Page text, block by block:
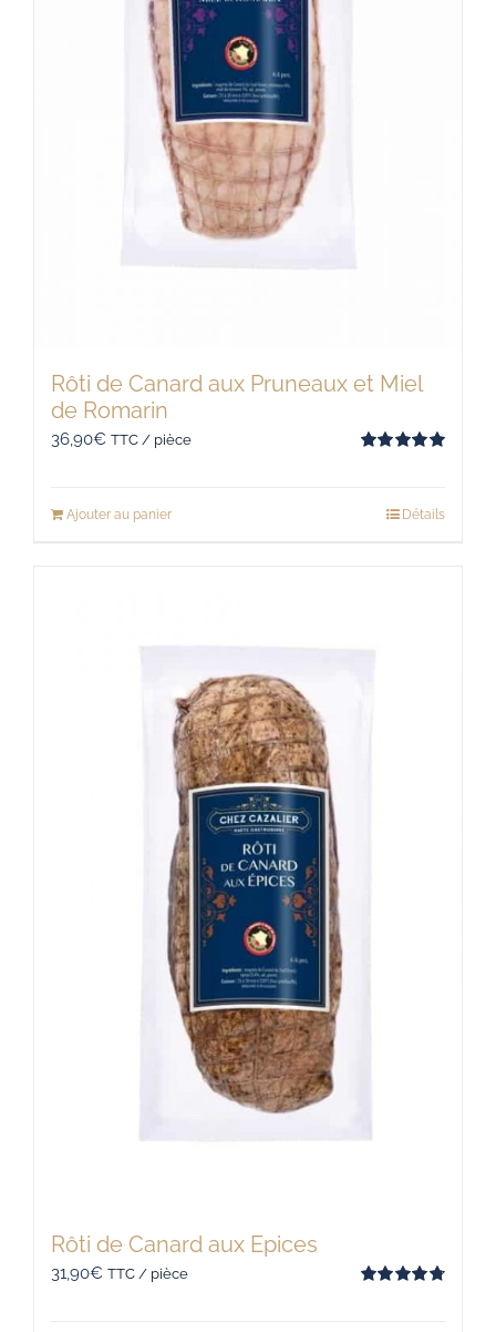
page
du
produit
Rôti de Canard aux Pruneaux et Miel
de Romarin
36,90€ TTC / pièce
Ajouter au panier Détails
Rôti de Canard aux Epices
31,90€ TTC / pièce